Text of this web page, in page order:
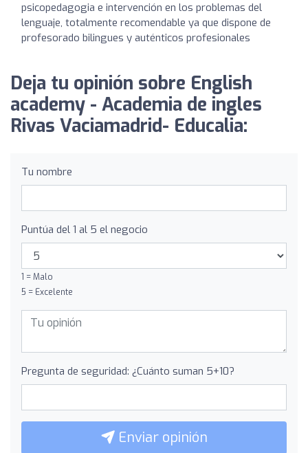
psicopedagogia e intervención en los problemas del
lenguaje, totalmente recomendable ya que dispone de
profesorado bilingues y auténticos profesionales
Deja tu opinión sobre English
academy - Academia de ingles
Rivas Vaciamadrid- Educalia:
Tu nombre
Puntúa del 1 al 5 el negocio
1 = Malo
5 = Excelente
Pregunta de seguridad: ¿Cuánto suman 5+10?
Enviar opinión